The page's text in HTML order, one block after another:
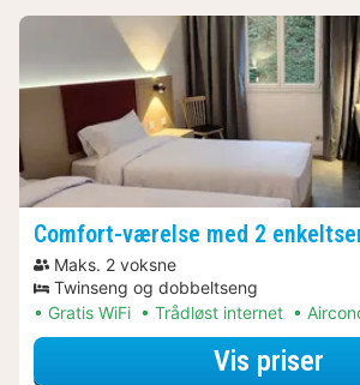
Comfort-værelse med 2
Maks. 2 voksne
Twinseng og dobbeltseng
Gratis WiFi
Trådløst internet
Vis priser